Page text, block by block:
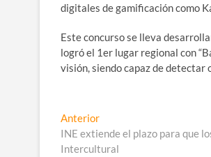
digitales de gamificación como
Este concurso se lleva
logró el 1er lugar regional con
visión, siendo capaz de
Navegación
de
AnteriorEntrada
anterior:
INE extiende el plazo para que
Intercultural